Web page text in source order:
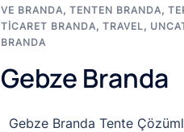
VE BRANDA, TENTEN BRANDA,
TICARET BRANDA, TRAVEL,
BRANDA
Gebze Branda
Gebze Branda Tente